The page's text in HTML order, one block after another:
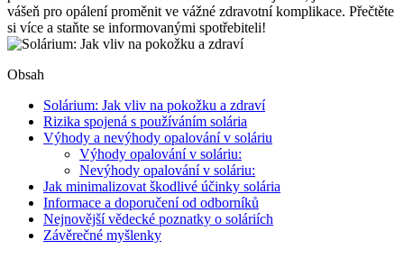
⁢vášeň pro opálení⁤ proměnit ve vážné ⁣zdravotní komplikace. Přečtěte
si více a staňte se‍ informovanými spotřebiteli!
Obsah
Solárium: ⁢Jak vliv na pokožku ⁣a ‍zdraví
Rizika ‌spojená ⁢s používáním solária
Výhody a nevýhody⁤ opalování v soláriu
Výhody‍ opalování v soláriu:
Nevýhody opalování⁢ v soláriu:
Jak minimalizovat škodlivé účinky ‌solária
Informace​ a⁣ doporučení od ​odborníků
Nejnovější vědecké poznatky⁤ o soláriích
Závěrečné myšlenky